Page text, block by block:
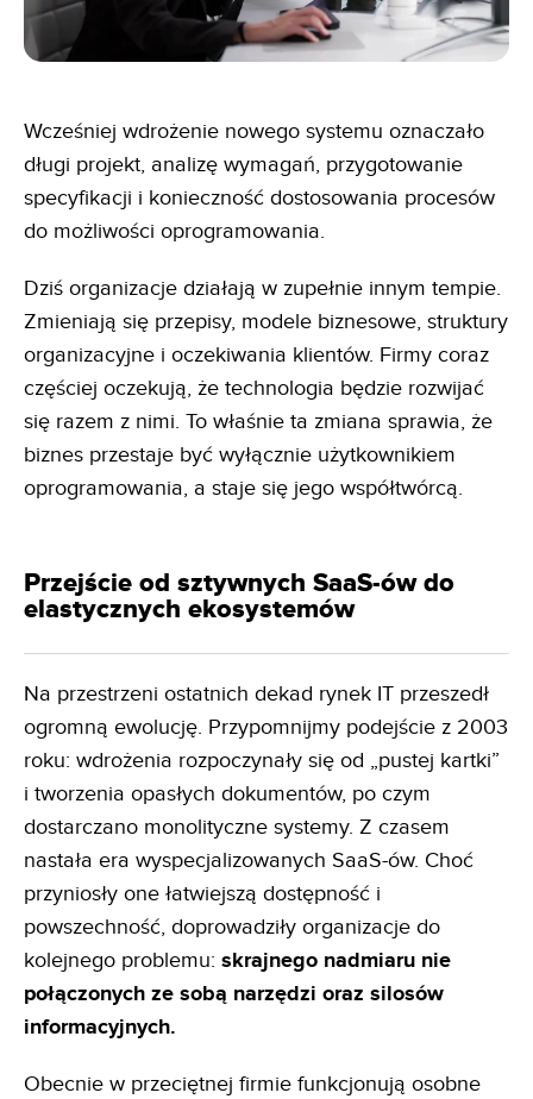
Wcześniej wdrożenie nowego systemu oznaczało
długi projekt, analizę wymagań, przygotowanie
specyfikacji i konieczność dostosowania procesów
do możliwości oprogramowania.
Dziś organizacje działają w zupełnie innym tempie.
Zmieniają się przepisy, modele biznesowe, struktury
organizacyjne i oczekiwania klientów. Firmy coraz
częściej oczekują, że technologia będzie rozwijać
się razem z nimi. To właśnie ta zmiana sprawia, że
biznes przestaje być wyłącznie użytkownikiem
oprogramowania, a staje się jego współtwórcą.
Przejście od sztywnych SaaS-ów do
elastycznych ekosystemów
Na przestrzeni ostatnich dekad rynek IT przeszedł
ogromną ewolucję. Przypomnijmy podejście z 2003
roku: wdrożenia rozpoczynały się od „pustej kartki”
i tworzenia opasłych dokumentów, po czym
dostarczano monolityczne systemy. Z czasem
nastała era wyspecjalizowanych SaaS-ów. Choć
przyniosły one łatwiejszą dostępność i
powszechność, doprowadziły organizacje do
kolejnego problemu: skrajnego nadmiaru nie
połączonych ze sobą narzędzi oraz silosów
informacyjnych.
Obecnie w przeciętnej firmie funkcjonują osobne